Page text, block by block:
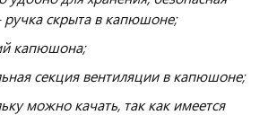
ручка скрыта в капюшоне;
капюшона;
секция вентиляции в капюшоне;
можно качать, так как имеется